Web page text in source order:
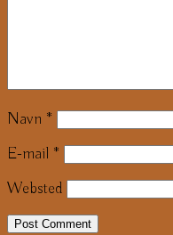
Navn *
E-mail *
Websted